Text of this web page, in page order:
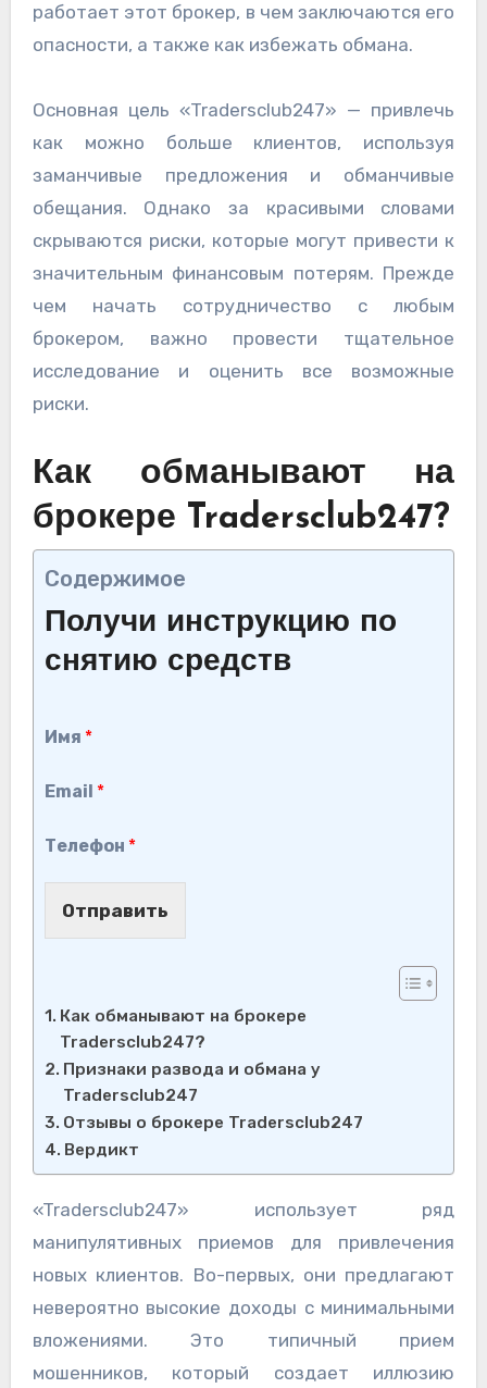
работает этот брокер, в чем заключаются его
опасности, а также как избежать обмана.
Основная цель «Tradersclub247» — привлечь
как можно больше клиентов, используя
заманчивые предложения и обманчивые
обещания. Однако за красивыми словами
скрываются риски, которые могут привести к
значительным финансовым потерям. Прежде
чем начать сотрудничество с любым
брокером, важно провести тщательное
исследование и оценить все возможные
риски.
Как обманывают на
брокере Tradersclub247?
Содержимое
Получи инструкцию по
снятию средств
Имя *
Email *
Телефон *
Отправить
Как обманывают на брокере
Tradersclub247?
Признаки развода и обмана у
Tradersclub247
Отзывы о брокере Tradersclub247
Вердикт
«Tradersclub247» использует ряд
манипулятивных приемов для привлечения
новых клиентов. Во-первых, они предлагают
невероятно высокие доходы с минимальными
вложениями. Это типичный прием
мошенников, который создает иллюзию